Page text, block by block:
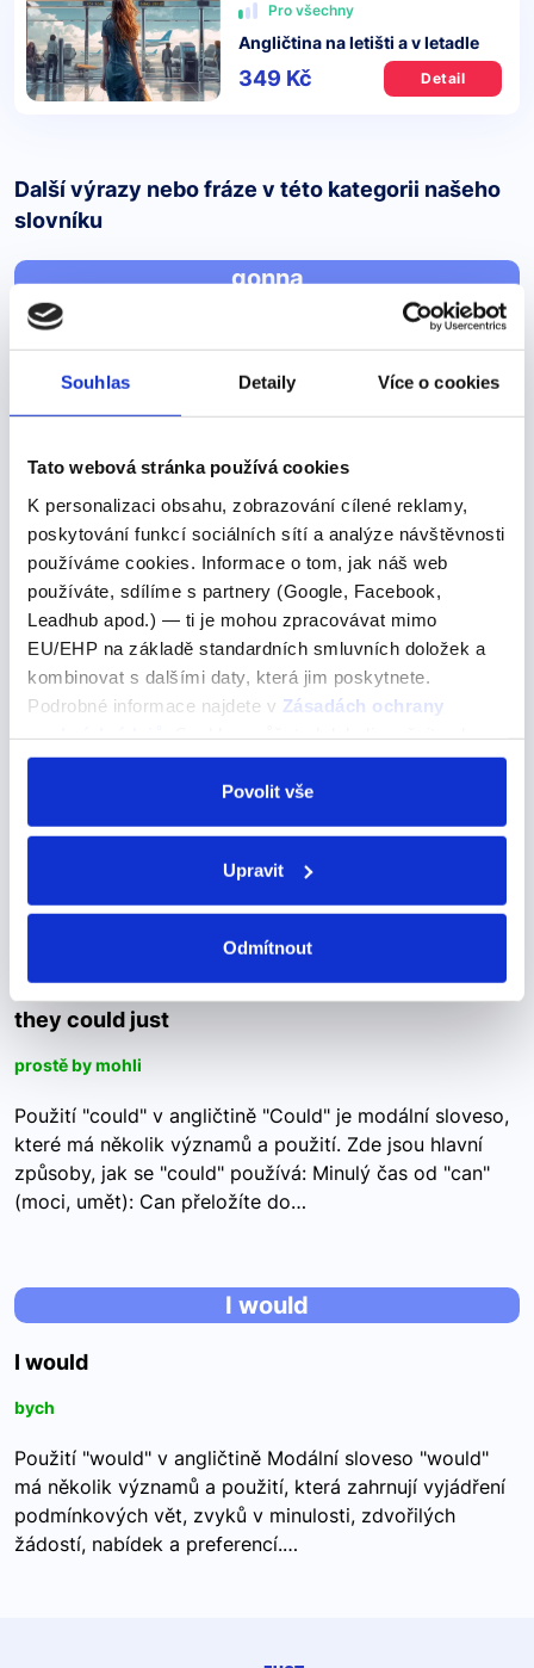
Souhlas Detaily Více o cookies
Tato webová stránka používá cookies
K personalizaci obsahu, zobrazování cílené reklamy,
poskytování funkcí sociálních sítí a analýze návštěvnosti
používáme cookies. Informace o tom, jak náš web
používáte, sdílíme s partnery (Google, Facebook,
Leadhub apod.) — ti je mohou zpracovávat mimo
EU/EHP na základě standardních smluvních doložek a
kombinovat s dalšími daty, která jim poskytnete.
Podrobné informace najdete v Zásadách ochrany
odvolat v nastavení cookies, případně se obrátit na
Povolit vše
Upravit
Odmítnout
Pro všechny
Angličtina na letišti a v letadle
349 Kč Detail
Další výrazy nebo fráze v této kategorii našeho
slovníku
gonna
gonna
(hovorový tvar) - vyjadřuje blízkou budoucnost či záměr
"going to", který se používá k vyjádření budoucích
jazyka a často se objevuje v neformálních…
should have been
should have been
been in my dominion" obsahuje také zajímavé použití
fráze "should have been". Tato fráze je příkladem
anglického modálního slovesa "should" v…
they could just
they could just
prostě by mohli
Použití "could" v angličtině "Could" je modální sloveso,
které má několik významů a použití. Zde jsou hlavní
způsoby, jak se "could" používá: Minulý čas od "can"
(moci, umět): Can přeložíte do…
I would
I would
bych
Použití "would" v angličtině Modální sloveso "would"
má několik významů a použití, která zahrnují vyjádření
podmínkových vět, zvyků v minulosti, zdvořilých
žádostí, nabídek a preferencí.…